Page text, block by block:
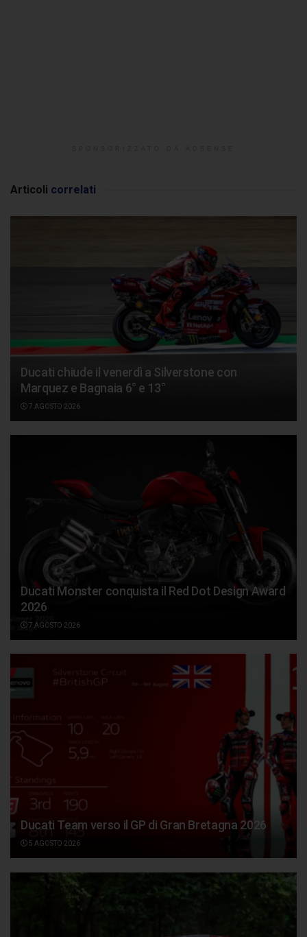
Articoli correlati
Ducati chiude il venerdì a Silverstone con
Marquez e Bagnaia 6° e 13°
7 AGOSTO 2026
Ducati Monster conquista il Red Dot Design Award
2026
7 AGOSTO 2026
Ducati Team verso il GP di Gran Bretagna 2026
5 AGOSTO 2026